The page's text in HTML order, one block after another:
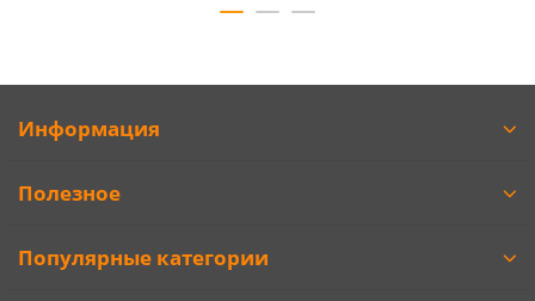
Информация
Полезное
Популярные категории